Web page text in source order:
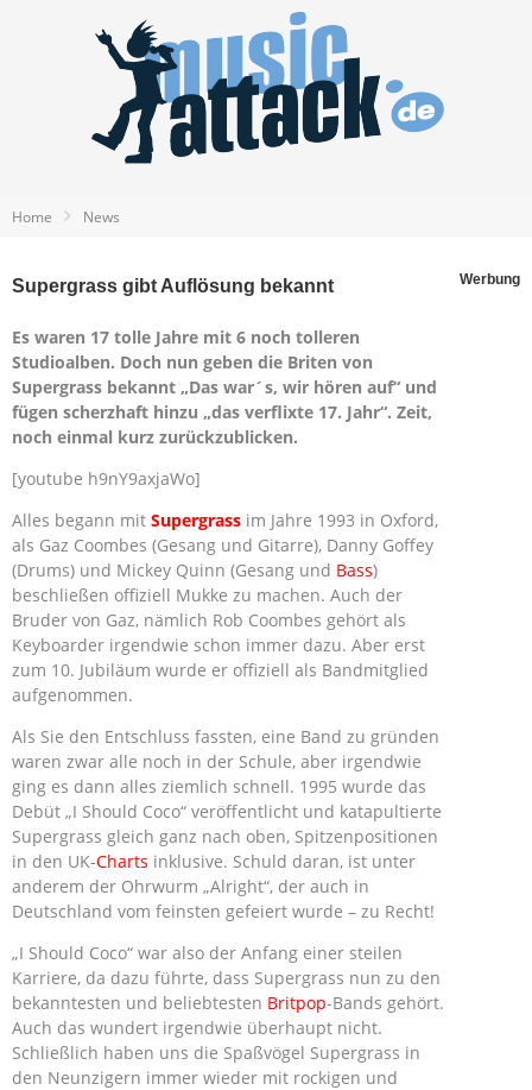
Home News
Supergrass gibt Auflösung bekannt Werbung
Es waren 17 tolle Jahre mit 6 noch tolleren
Studioalben. Doch nun geben die Briten von
Supergrass bekannt „Das war´s, wir hören auf“ und
fügen scherzhaft hinzu „das verflixte 17. Jahr“. Zeit,
noch einmal kurz zurückzublicken.
[youtube h9nY9axjaWo]
Alles begann mit Supergrass im Jahre 1993 in Oxford,
als Gaz Coombes (Gesang und Gitarre), Danny Goffey
(Drums) und Mickey Quinn (Gesang und Bass)
beschließen offiziell Mukke zu machen. Auch der
Bruder von Gaz, nämlich Rob Coombes gehört als
Keyboarder irgendwie schon immer dazu. Aber erst
zum 10. Jubiläum wurde er offiziell als Bandmitglied
aufgenommen.
Als Sie den Entschluss fassten, eine Band zu gründen
waren zwar alle noch in der Schule, aber irgendwie
ging es dann alles ziemlich schnell. 1995 wurde das
Debüt „I Should Coco“ veröffentlicht und katapultierte
Supergrass gleich ganz nach oben, Spitzenpositionen
in den UK-Charts inklusive. Schuld daran, ist unter
anderem der Ohrwurm „Alright“, der auch in
Deutschland vom feinsten gefeiert wurde – zu Recht!
„I Should Coco“ war also der Anfang einer steilen
Karriere, da dazu führte, dass Supergrass nun zu den
bekanntesten und beliebtesten Britpop-Bands gehört.
Auch das wundert irgendwie überhaupt nicht.
Schließlich haben uns die Spaßvögel Supergrass in
den Neunzigern immer wieder mit rockigen und